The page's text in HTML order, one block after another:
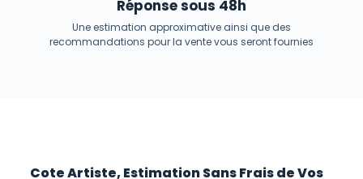
Réponse sous 48h
Une estimation approximative ainsi que des
recommandations pour la vente vous seront fournies
Cote Artiste, Estimation Sans Frais de Vos